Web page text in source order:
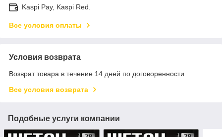
Kaspi Pay, Kaspi Red.
Все условия оплаты
Условия возврата
Возврат товара в течение 14 дней по договоренности
Все условия возврата
Подобные услуги компании